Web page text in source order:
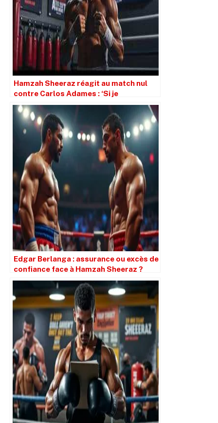
Hamzah Sheeraz réagit au match nul
contre Carlos Adames : ‘Si je
n’apprends pas de cela, je suis foutu’
Edgar Berlanga : assurance ou excès de
confiance face à Hamzah Sheeraz ?